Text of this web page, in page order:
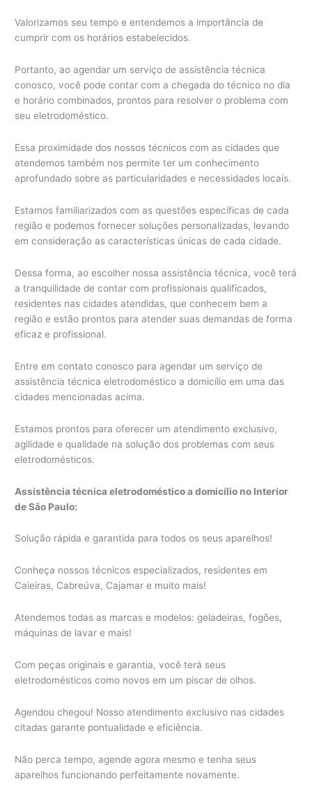
Valorizamos seu tempo e entendemos a importância de
cumprir com os horários estabelecidos.
Portanto, ao agendar um serviço de assistência técnica
conosco, você pode contar com a chegada do técnico no dia
e horário combinados, prontos para resolver o problema com
seu eletrodoméstico.
Essa proximidade dos nossos técnicos com as cidades que
atendemos também nos permite ter um conhecimento
aprofundado sobre as particularidades e necessidades locais.
Estamos familiarizados com as questões específicas de cada
região e podemos fornecer soluções personalizadas, levando
em consideração as características únicas de cada cidade.
Dessa forma, ao escolher nossa assistência técnica, você terá
a tranquilidade de contar com profissionais qualificados,
residentes nas cidades atendidas, que conhecem bem a
região e estão prontos para atender suas demandas de forma
eficaz e profissional.
Entre em contato conosco para agendar um serviço de
assistência técnica eletrodoméstico a domicílio em uma das
cidades mencionadas acima.
Estamos prontos para oferecer um atendimento exclusivo,
agilidade e qualidade na solução dos problemas com seus
eletrodomésticos.
Assistência técnica eletrodoméstico a domicílio no Interior
de São Paulo:
Solução rápida e garantida para todos os seus aparelhos!
Conheça nossos técnicos especializados, residentes em
Caieiras, Cabreúva, Cajamar e muito mais!
Atendemos todas as marcas e modelos: geladeiras, fogões,
máquinas de lavar e mais!
Com peças originais e garantia, você terá seus
eletrodomésticos como novos em um piscar de olhos.
Agendou chegou! Nosso atendimento exclusivo nas cidades
citadas garante pontualidade e eficiência.
Não perca tempo, agende agora mesmo e tenha seus
aparelhos funcionando perfeitamente novamente.